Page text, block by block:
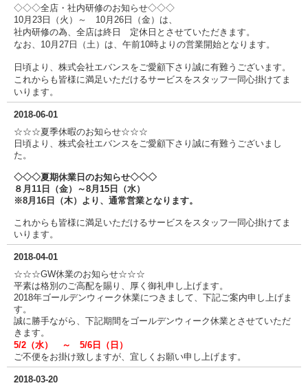
◇◇◇全店・社内研修のお知らせ◇◇◇
10月23日（火）～ 10月26日（金）は、
社内研修の為、全店は終日 定休日とさせていただきます。
なお、10月27日（土）は、午前10時よりの営業開始となります。
日頃より、株式会社エバンスをご愛顧下さり誠に有難うございます。
これからも皆様に満足いただけるサービスをスタッフ一同心掛けてま
いります。
2018-06-01
☆☆☆夏季休暇のお知らせ☆☆☆
日頃より、株式会社エバンスをご愛顧下さり誠に有難うございまし
た。
◇◇◇夏期休業日のお知らせ◇◇◇
８月11日（金）～8月15日（水）
※8月16日（木）より、通常営業となります。
これからも皆様に満足いただけるサービスをスタッフ一同心掛けてま
いります。
2018-04-01
☆☆☆GW休業のお知らせ☆☆☆
平素は格別のご高配を賜り、厚く御礼申し上げます。
2018年ゴールデンウィーク休業につきまして、下記ご案内申し上げま
す。
誠に勝手ながら、下記期間をゴールデンウィーク休業とさせていただ
きます。
5/2（水） ～ 5/6日（日）
ご不便をお掛け致しますが、宜しくお願い申し上げます。
2018-03-20